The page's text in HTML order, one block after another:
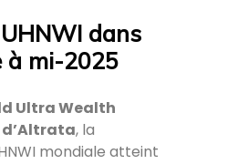
dans
à mi-2025
Ultra Wealth
d’Altrata, la
mondiale atteint